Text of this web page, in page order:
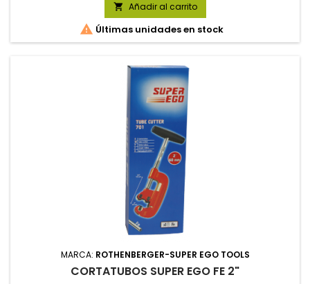
 Añadir al carrito
 Últimas unidades en stock
MARCA: ROTHENBERGER-SUPER EGO TOOLS
CORTATUBOS SUPER EGO FE 2"